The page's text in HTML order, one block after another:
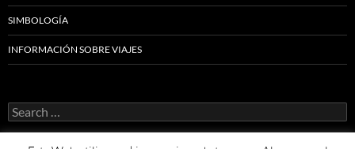
SIMBOLOGÍA
INFORMACIÓN SOBRE VIAJES
Search
for: